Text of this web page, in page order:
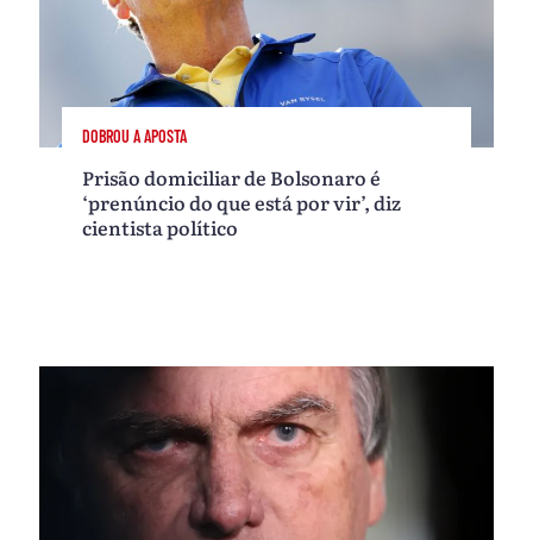
DOBROU A APOSTA
Prisão domiciliar de Bolsonaro é
‘prenúncio do que está por vir’, diz
cientista político